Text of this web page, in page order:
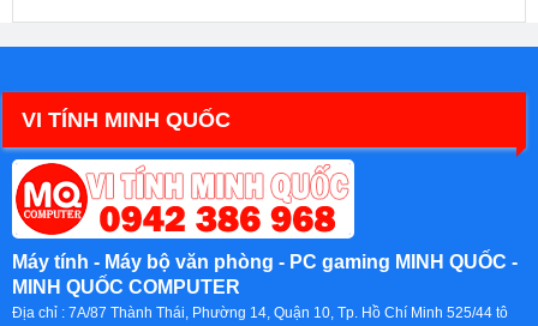
VI TÍNH MINH QUỐC
Máy tính - Máy bộ văn phòng - PC gaming MINH QUỐC -
MINH QUỐC COMPUTER
Địa chỉ : 7A/87 Thành Thái, Phường 14, Quận 10, Tp. Hồ Chí Minh 525/44 tô